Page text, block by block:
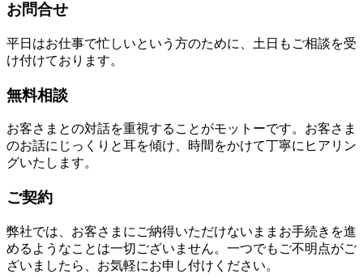
お問合せ
平日はお仕事で忙しいという方のために、土日もご相談を受
け付けております。
無料相談
お客さまとの対話を重視することがモットーです。お客さま
のお話にじっくりと耳を傾け、時間をかけて丁寧にヒアリン
グいたします。
ご契約
弊社では、お客さまにご納得いただけないままお手続きを進
めるようなことは一切ございません。一つでもご不明点がご
ざいましたら、お気軽にお申し付けください。